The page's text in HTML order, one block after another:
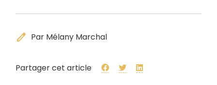
edit Par Mélany Marchal
Partager cet article